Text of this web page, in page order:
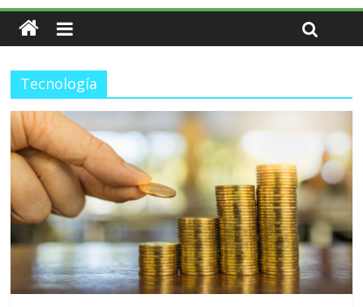
Tecnología